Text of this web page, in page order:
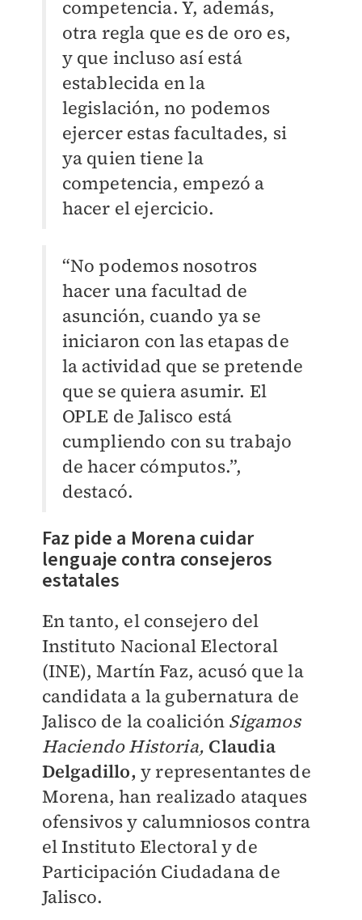
competencia. Y, además,
otra regla que es de oro es,
y que incluso así está
establecida en la
legislación, no podemos
ejercer estas facultades, si
ya quien tiene la
competencia, empezó a
hacer el ejercicio.
“No podemos nosotros
hacer una facultad de
asunción, cuando ya se
iniciaron con las etapas de
la actividad que se pretende
que se quiera asumir. El
OPLE de Jalisco está
cumpliendo con su trabajo
de hacer cómputos.”,
destacó.
Faz pide a Morena cuidar
lenguaje contra consejeros
estatales
En tanto, el consejero del
Instituto Nacional Electoral
(INE), Martín Faz, acusó que la
candidata a la gubernatura de
Jalisco de la coalición Sigamos
Haciendo Historia, Claudia
Delgadillo, y representantes de
Morena, han realizado ataques
ofensivos y calumniosos contra
el Instituto Electoral y de
Participación Ciudadana de
Jalisco.